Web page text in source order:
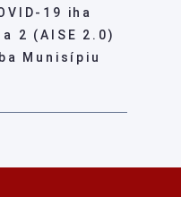
19 iha
2 (AISE 2.0)
Munisípiu